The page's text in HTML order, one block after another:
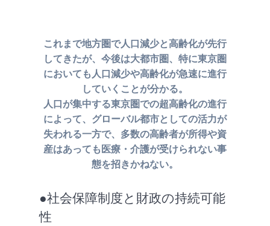
これまで地方圏で人口減少と高齢化が先行
してきたが、 今後は大都市圏、特に東京圏
においても人口減少や高齢化が急速に進行
していくことが分かる。
人口が集中する東京圏での超高齢化の進行
によって、 グローバル都市としての活力が
失われる一方で、多数の高齢者が所得や資
産はあっても医療・介護が受けられない事
態を招きかねない。
●社会保障制度と財政の持続可能
性